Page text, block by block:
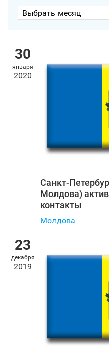
Выбрать месяц
30
января
2020
Молдова)
контакты
Молдова
23
декабря
2019